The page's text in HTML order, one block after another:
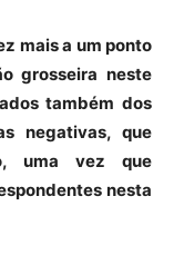
mais a um ponto
grosseira neste
também dos
negativas, que
uma vez que
nesta